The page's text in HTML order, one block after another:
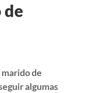
de
de
algumas